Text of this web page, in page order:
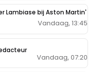
Lambiase bij Aston Martin'
Vandaag, 13:45
Vandaag, 07:20